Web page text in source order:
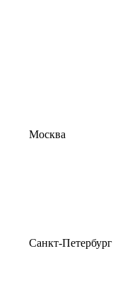
Москва
Санкт-Петербург